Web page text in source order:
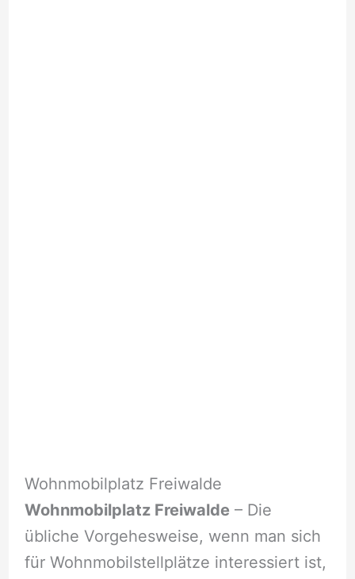
Wohnmobilplatz Freiwalde
Wohnmobilplatz Freiwalde– Die
übliche Vorgehesweise, wenn man sich
für Wohnmobilstellplätze interessiert ist,